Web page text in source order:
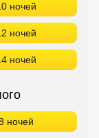
ночей
ночей
ночей
ночей